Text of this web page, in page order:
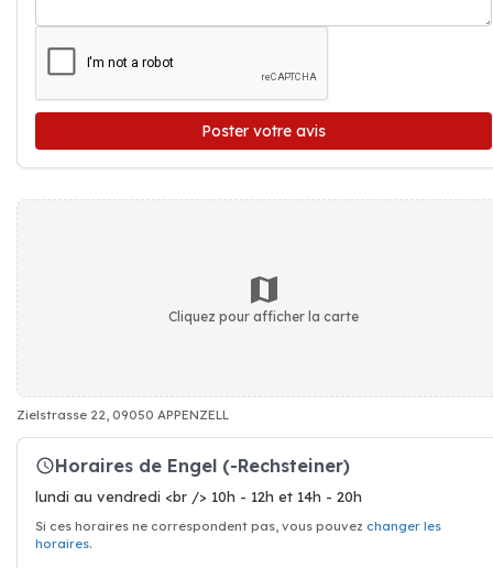
Poster votre avis
Cliquez pour afficher la carte
Zielstrasse 22, 09050 APPENZELL
Horaires de Engel (-Rechsteiner)
lundi au vendredi <br /> 10h - 12h et 14h - 20h
Si ces horaires ne correspondent pas, vous pouvez changer les
horaires.